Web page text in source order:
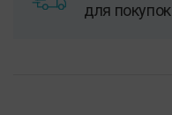
для покупок